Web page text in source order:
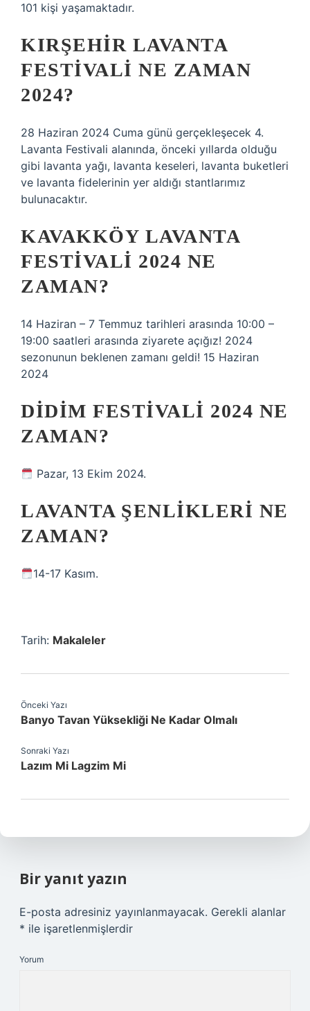
101 kişi yaşamaktadır.
KIRŞEHIR LAVANTA
FESTIVALI NE ZAMAN
2024?
28 Haziran 2024 Cuma günü gerçekleşecek 4.
Lavanta Festivali alanında, önceki yıllarda olduğu
gibi lavanta yağı, lavanta keseleri, lavanta buketleri
ve lavanta fidelerinin yer aldığı stantlarımız
bulunacaktır.
KAVAKKÖY LAVANTA
FESTIVALI 2024 NE
ZAMAN?
14 Haziran – 7 Temmuz tarihleri ​​arasında 10:00 –
19:00 saatleri arasında ziyarete açığız! 2024
sezonunun beklenen zamanı geldi! 15 Haziran
2024
DIDIM FESTIVALI 2024 NE
ZAMAN?
Pazar, 13 Ekim 2024.
LAVANTA ŞENLIKLERI NE
ZAMAN?
14-17 Kasım.
Tarih: Makaleler
Önceki Yazı
Banyo Tavan Yüksekliği Ne Kadar Olmalı
Sonraki Yazı
Lazım Mi Lagzim Mi
Bir yanıt yazın
E-posta adresiniz yayınlanmayacak. Gerekli alanlar
* ile işaretlenmişlerdir
Yorum